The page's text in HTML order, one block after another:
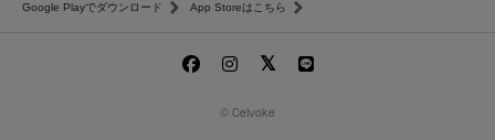
Google Playでダウンロード App Storeはこちら
© Celvoke